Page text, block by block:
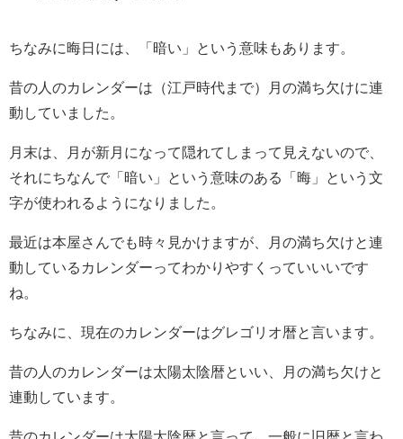
ちなみに晦日には、「暗い」という意味もあります。
昔の人のカレンダーは（江戸時代まで）月の満ち欠けに連
動していました。
月末は、月が新月になって隠れてしまって見えないので、
それにちなんで「暗い」という意味のある「晦」という文
字が使われるようになりました。
最近は本屋さんでも時々見かけますが、月の満ち欠けと連
動しているカレンダーってわかりやすくっていいいです
ね。
ちなみに、現在のカレンダーはグレゴリオ暦と言います。
昔の人のカレンダーは太陽太陰暦といい、月の満ち欠けと
連動しています。